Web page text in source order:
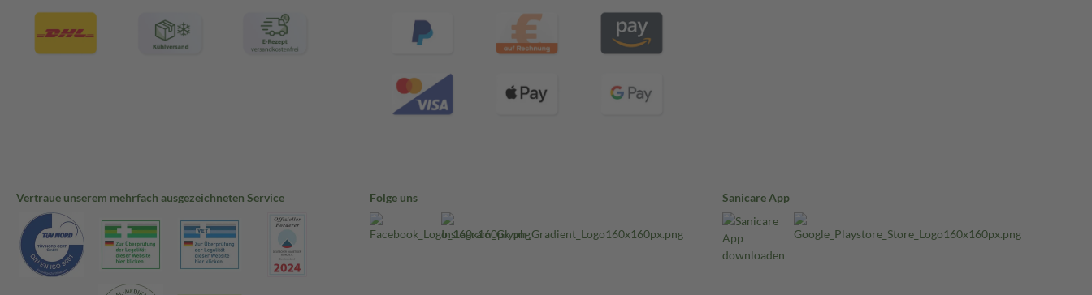
Vertraue unserem mehrfach ausgezeichneten Service Folge uns Sanicare App